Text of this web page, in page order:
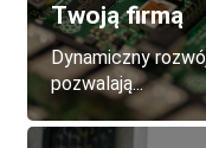
Twoją firmą
Dynamiczny
pozwalają...